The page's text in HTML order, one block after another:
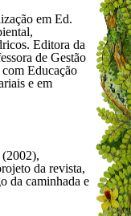
em Ed.
Editora da
de Gestão
Educação
e em
(2002),
da revista,
da caminhada e